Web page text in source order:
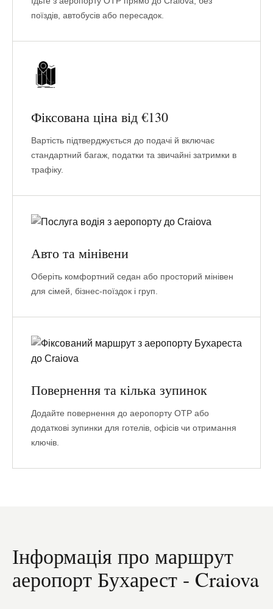
поїздів, автобусів або пересадок.
Фіксована ціна від €130
Вартість підтверджується до подачі й включає
стандартний багаж, податки та звичайні затримки в
трафіку.
Авто та мінівени
Оберіть комфортний седан або просторий мінівен
для сімей, бізнес-поїздок і груп.
Повернення та кілька зупинок
Додайте повернення до аеропорту OTP або
додаткові зупинки для готелів, офісів чи отримання
ключів.
Інформація про маршрут
аеропорт Бухарест - Craiova